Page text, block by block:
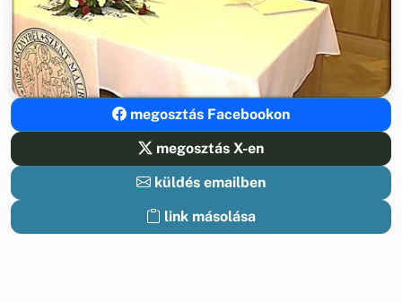
megosztás Facebookon
megosztás X-en
küldés emailben
link másolása